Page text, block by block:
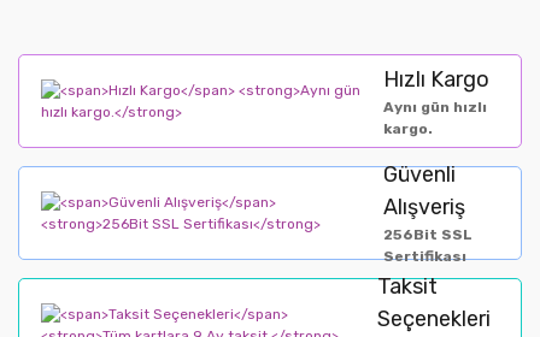
Hızlı Kargo
Aynı gün hızlı
kargo.
Güvenli
Alışveriş
256Bit SSL
Sertifikası
Taksit
Seçenekleri